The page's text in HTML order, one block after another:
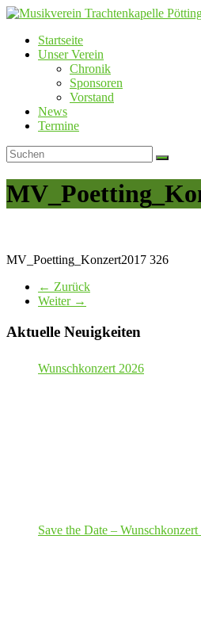
Skip
content
Musikverein
Trachtenkapelle
Startseite
Unser Verein
Chronik
Sponsoren
Vorstand
News
Termine
MV_Poetting_Konzert2017 326
← Zurück
Weiter →
Aktuelle Neuigkeiten
Wunschkonzert 2026
Save the Date –